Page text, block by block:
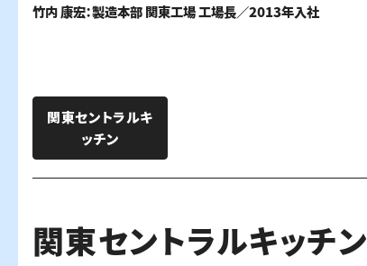
竹内 康宏：製造本部 関東工場 工場長／2013年入社
関東セントラルキ
ッチン
関東セントラルキッチン